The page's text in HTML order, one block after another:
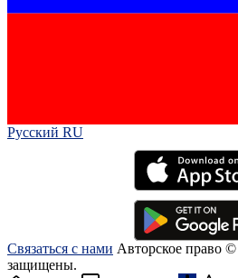
Русский RU‎
Связаться с нами Авторское право
защищены.